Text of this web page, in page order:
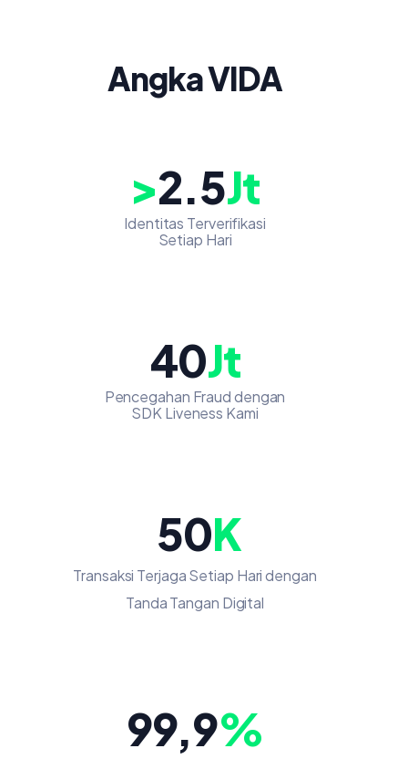
Angka VIDA
>2.5Jt
Identitas Terverifikasi
Setiap Hari
40Jt
Pencegahan Fraud dengan
SDK Liveness Kami
50K
Transaksi Terjaga Setiap Hari dengan
Tanda Tangan Digital
99,9%